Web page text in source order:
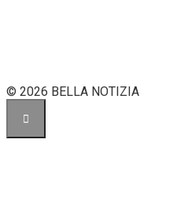
© 2026 BELLA NOTIZIA